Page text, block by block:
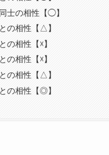
士の相性【◯】
の相性【△】
の相性【☓】
の相性【☓】
の相性【△】
の相性【◎】